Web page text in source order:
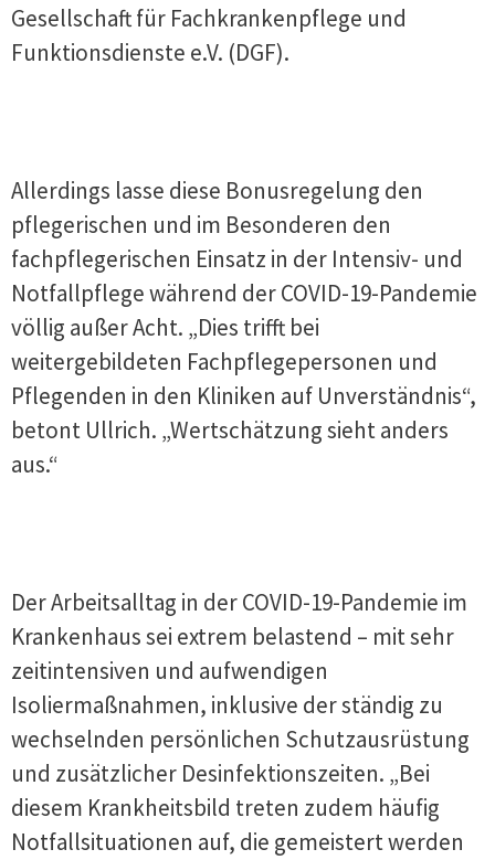
Gesellschaft für Fachkrankenpflege und
Funktionsdienste e.V. (DGF).
Allerdings lasse diese Bonusregelung den
pflegerischen und im Besonderen den
fachpflegerischen Einsatz in der Intensiv- und
Notfallpflege während der COVID-19-Pandemie
völlig außer Acht. „Dies trifft bei
weitergebildeten Fachpflegepersonen und
Pflegenden in den Kliniken auf Unverständnis“,
betont Ullrich. „Wertschätzung sieht anders
aus.“
Der Arbeitsalltag in der COVID-19-Pandemie im
Krankenhaus sei extrem belastend – mit sehr
zeitintensiven und aufwendigen
Isoliermaßnahmen, inklusive der ständig zu
wechselnden persönlichen Schutzausrüstung
und zusätzlicher Desinfektionszeiten. „Bei
diesem Krankheitsbild treten zudem häufig
Notfallsituationen auf, die gemeistert werden